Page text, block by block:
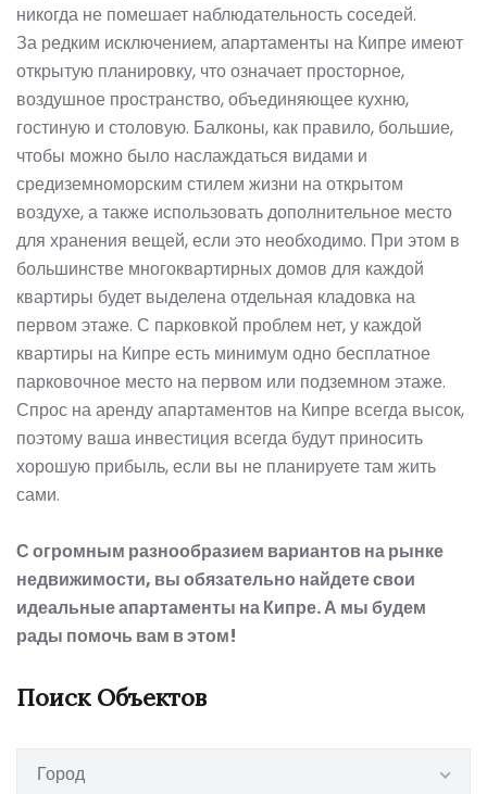
никогда не помешает наблюдательность соседей.
За редким исключением, апартаменты на Кипре имеют
открытую планировку, что означает просторное,
воздушное пространство, объединяющее кухню,
гостиную и столовую. Балконы, как правило, большие,
чтобы можно было наслаждаться видами и
средиземноморским стилем жизни на открытом
воздухе, а также использовать дополнительное место
для хранения вещей, если это необходимо. При этом в
большинстве многоквартирных домов для каждой
квартиры будет выделена отдельная кладовка на
первом этаже. С парковкой проблем нет, у каждой
квартиры на Кипреесть минимум одно бесплатное
парковочное место на первом или подземном этаже.
Спрос на аренду апартаментов на Кипре всегда высок,
поэтому ваша инвестиция всегда будут приносить
хорошую прибыль, если вы не планируете там жить
сами.
С огромным разнообразием вариантов на рынке
недвижимости, вы обязательно найдете свои
идеальные апартаменты на Кипре. А мы будем
рады помочь вам в этом!
Поиск Объектов
Город